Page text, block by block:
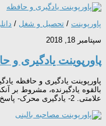
پاورپوینت / تحصیل و شغل /
سپتامبر 18, 2018
پاورپوینت يادگيری و
پاورپوینت يادگيری و حافظه
علامتی. 2- یادگیری محرک- پاسخ. 3- یادگیری زنجیره...